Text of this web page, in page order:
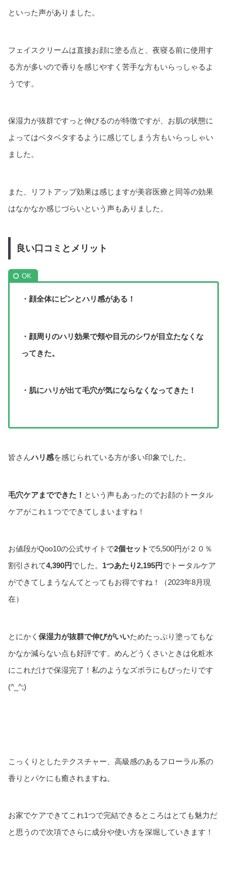
といった声がありました。
フェイスクリームは直接お顔に塗る点と、夜寝る前に使用す
る方が多いので香りを感じやすく苦手な方もいらっしゃるよ
うです。
保湿力が抜群ですっと伸びるのが特徴ですが、お肌の状態に
よってはベタベタするように感じてしまう方もいらっしゃい
ました。
また、リフトアップ効果は感じますが美容医療と同等の効果
はなかなか感じづらいという声もありました。
良い口コミとメリット
・顔全体にピンとハリ感がある！
・顔周りのハリ効果で頬や目元のシワが目立たなくな
ってきた。
・肌にハリが出て毛穴が気にならなくなってきた！
皆さんハリ感を感じられている方が多い印象でした。
毛穴ケアまでできた！ という声もあったのでお顔のトータル
ケアがこれ１つでできてしまいますね！
お値段がQoo10の公式サイトで2個セット で5,500円が２０％
割引されて4,390円でした。 1つあたり2,195円でトータルケア
ができてしまうなんてとってもお得ですね！（2023年8月現
在）
とにかく 保湿力が抜群で伸びがいいためたっぷり塗ってもな
かなか減らない点も好評です。めんどうくさいときは化粧水
にこれだけで保湿完了！私のようなズボラにもぴったりです
(^_^;)
こっくりとしたテクスチャー、高級感のあるフローラル系の
香りとパケにも癒されますね。
お家でケアできてこれ1つで完結できるところはとても魅力だ
と思うので次項でさらに成分や使い方を深堀していきます！